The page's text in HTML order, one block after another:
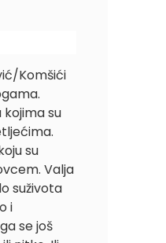
Komšići
su
su
Valja
suživota
i
se još